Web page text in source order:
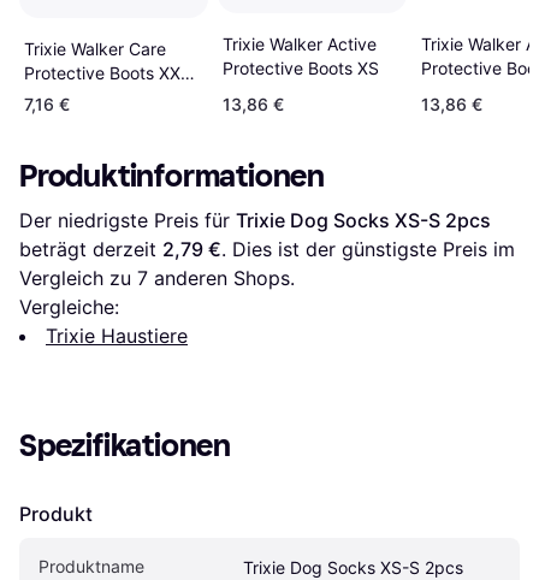
Trixie Walker Care
Protective Boots XXXL
2pcs
7,16 €
Trixie Walker Active
Protective Boots XS
13,86 €
Trixie Walker
Protective
13,86 €
Produktinformationen
Der niedrigste Preis für Trixie Dog Socks XS-S 2pcs
beträgt derzeit 2,79 €. Dies ist der günstigste Preis im
Vergleich zu 7 anderen Shops.
Vergleiche:
Trixie Haustiere
Spezifikationen
Produkt
Produktname Trixie Dog Socks XS-S 2pcs